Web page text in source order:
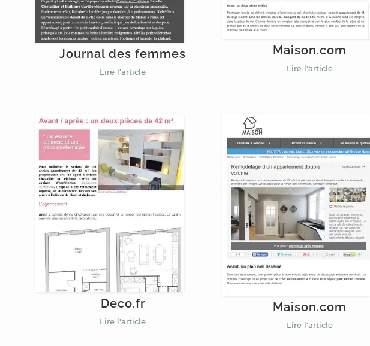
Journal des femmes
Lire l'article
Maison.com
Lire l'article
Deco.fr
Lire l'article
Maison.com
Lire l'article